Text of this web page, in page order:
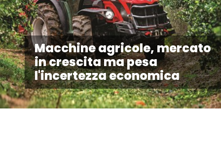
Macchine agricole, mercato
in crescita ma pesa
l'incertezza economica